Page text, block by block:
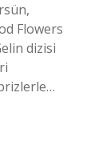
Flowers
dizisi